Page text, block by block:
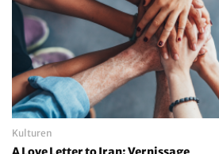
Kulturen